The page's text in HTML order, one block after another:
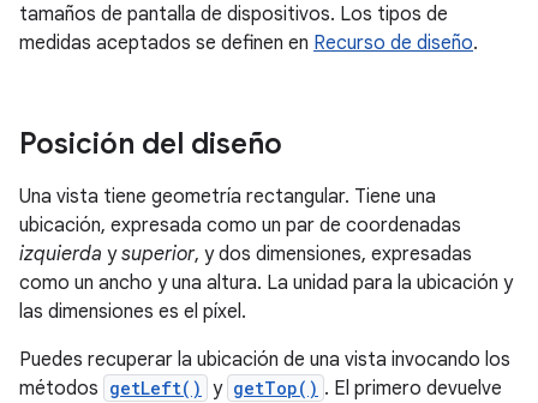
tamaños de pantalla de dispositivos. Los tipos de
medidas aceptados se definen en Recurso de diseño.
Posición del diseño
Una vista tiene geometría rectangular. Tiene una
ubicación, expresada como un par de coordenadas
izquierda ysuperior, y dos dimensiones, expresadas
como un ancho y una altura. La unidad para la ubicación y
las dimensiones es el píxel.
Puedes recuperar la ubicación de una vista invocando los
métodos getLeft() y getTop() . El primero devuelve